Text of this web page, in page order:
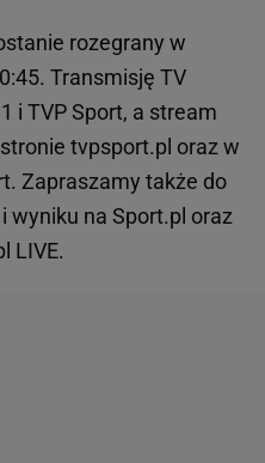
rozegrany w
Transmisję TV
i TVP Sport, a stream
tvpsport.pl oraz w
Zapraszamy także do
wyniku na Sport.pl oraz
LIVE.